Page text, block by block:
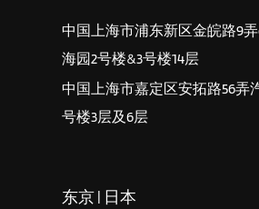
中国上海市浦东新区金皖路9
海园2号楼&3号楼14层
中国上海市嘉定区安拓路56弄
号楼3层及6层
东京 | 日本